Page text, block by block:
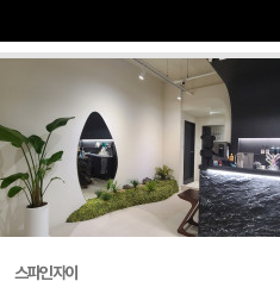
스파인자이